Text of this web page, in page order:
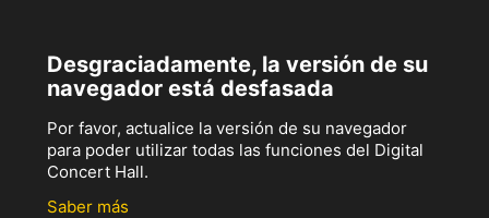
Desgraciadamente, la versión de su
navegador está desfasada
Por favor, actualice la versión de su navegador
para poder utilizar todas las funciones del Digital
Concert Hall.
Saber más